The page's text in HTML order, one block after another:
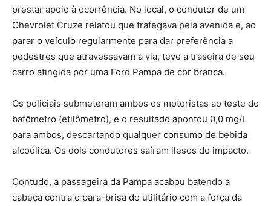
prestar apoio à ocorrência. No local, o condutor de um
Chevrolet Cruze relatou que trafegava pela avenida e, ao
parar o veículo regularmente para dar preferência a
pedestres que atravessavam a via, teve a traseira de seu
carro atingida por uma Ford Pampa de cor branca.
Os policiais submeteram ambos os motoristas ao teste do
bafômetro (etilômetro), e o resultado apontou 0,0 mg/L
para ambos, descartando qualquer consumo de bebida
alcoólica. Os dois condutores saíram ilesos do impacto.
Contudo, a passageira da Pampa acabou batendo a
cabeça contra o para-brisa do utilitário com a força da